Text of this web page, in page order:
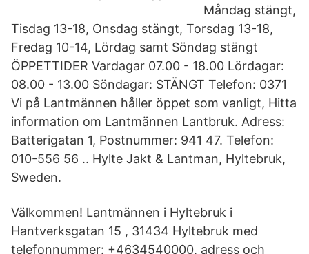
Måndag stängt,
Tisdag 13-18, Onsdag stängt, Torsdag 13-18,
Fredag 10-14, Lördag samt Söndag stängt
ÖPPETTIDER Vardagar 07.00 - 18.00 Lördagar:
08.00 - 13.00 Söndagar: STÄNGT Telefon: 0371
Vi på Lantmännen håller öppet som vanligt, Hitta
information om Lantmännen Lantbruk. Adress:
Batterigatan 1, Postnummer: 941 47. Telefon:
010-556 56 .. Hylte Jakt & Lantman, Hyltebruk,
Sweden.
Välkommen! Lantmännen i Hyltebruk i
Hantverksgatan 15 , 31434 Hyltebruk med
telefonnummer: +4634540000, adress och